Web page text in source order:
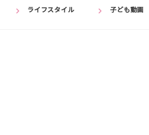
ライフスタイル 子ども動画